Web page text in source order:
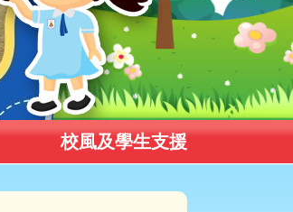
校風及學生支援